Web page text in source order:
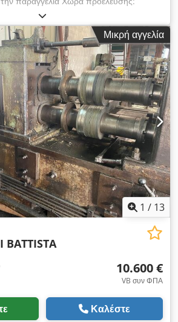
€ Μέγιστο πάχος λαμαρίνας - χάλυβας 5
1200 mm Ταχύτητα: 4,1 m/min Μήκος:
mm Ύψος: 1400 mm Dedoyq
1350 kg Ελάχιστη/μέγιστη διάμετρος
Βάθος εργασίας στην πλευρά
κονσόλα χειρισμού Υδραυλική
ταχυτήτων με φρένο Μηχανικό
λαμαρίνας Είναι δυνατές και εσωτερικές
με τους κανονισμούς CE Επιλογές
1 ζεύγος εφεδρικών μαχαιριών
με 1 ζεύγος στριφωτήρων
Μικρή αγγελία
1 / 13
10.600 €
VB συν ΦΠΑ
Καλέστε